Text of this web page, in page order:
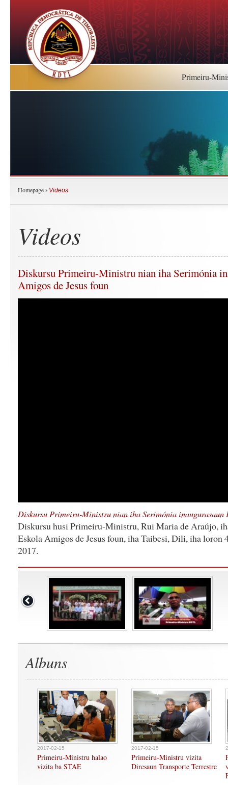
Primeiru-
Homepage › Videos
Videos
Diskursu Primeiru-Ministru nian iha Serimónia
Amigos de Jesus foun
Diskursu Primeiru-Ministru nian iha Serimónia inaugurasaun
Diskursu husi Primeiru-Ministru, Rui Maria de Araújo,
Eskola Amigos de Jesus foun, iha Taibesi, Dili, iha loron
2017.
Albuns
2017-02-15
Primeiru-Ministru halao
vizita ba STAE
2017-02-15
Primeiru-Ministru vizita
Diresaun Transporte Terrestre